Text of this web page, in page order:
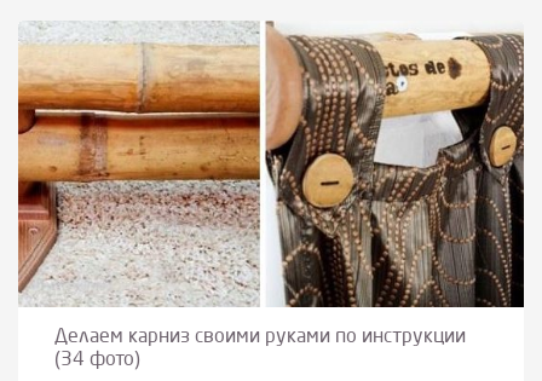
Делаем карниз своими руками по инструкции
(34 фото)